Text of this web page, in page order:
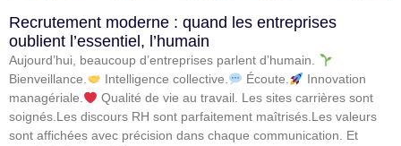
Recrutement moderne : quand les entreprises
oublient l’essentiel, l’humain
Aujourd’hui, beaucoup d’entreprises parlent d’humain.
Bienveillance.
Intelligence collective. Écoute.
Innovation
managériale.
Qualité de vie au travail. Les sites carrières sont
soignés.Les discours RH sont parfaitement maîtrisés.Les valeurs
sont affichées avec précision dans chaque communication. Et